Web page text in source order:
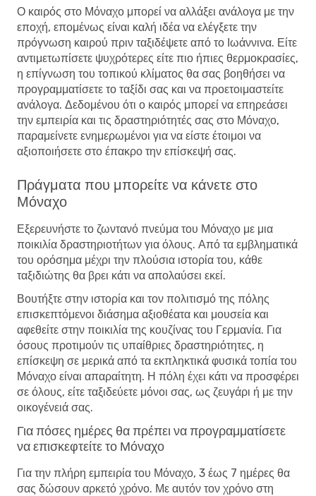
Ο καιρός στο Μόναχο μπορεί να αλλάξει ανάλογα με την
εποχή, επομένως είναι καλή ιδέα να ελέγξετε την
πρόγνωση καιρού πριν ταξιδέψετε από το Ιωάννινα. Είτε
αντιμετωπίσετε ψυχρότερες είτε πιο ήπιες θερμοκρασίες,
η επίγνωση του τοπικού κλίματος θα σας βοηθήσει να
προγραμματίσετε το ταξίδι σας και να προετοιμαστείτε
ανάλογα. Δεδομένου ότι ο καιρός μπορεί να επηρεάσει
την εμπειρία και τις δραστηριότητές σας στο Μόναχο,
παραμείνετε ενημερωμένοι για να είστε έτοιμοι να
αξιοποιήσετε στο έπακρο την επίσκεψή σας.
Πράγματα που μπορείτε να κάνετε στο
Μόναχο
Εξερευνήστε το ζωντανό πνεύμα του Μόναχο με μια
ποικιλία δραστηριοτήτων για όλους. Από τα εμβληματικά
του ορόσημα μέχρι την πλούσια ιστορία του, κάθε
ταξιδιώτης θα βρει κάτι να απολαύσει εκεί.
Βουτήξτε στην ιστορία και τον πολιτισμό της πόλης
επισκεπτόμενοι διάσημα αξιοθέατα και μουσεία και
αφεθείτε στην ποικιλία της κουζίνας του Γερμανία. Για
όσους προτιμούν τις υπαίθριες δραστηριότητες, η
επίσκεψη σε μερικά από τα εκπληκτικά φυσικά τοπία του
Μόναχο είναι απαραίτητη. Η πόλη έχει κάτι να προσφέρει
σε όλους, είτε ταξιδεύετε μόνοι σας, ως ζευγάρι ή με την
οικογένειά σας.
Για πόσες ημέρες θα πρέπει να προγραμματίσετε
να επισκεφτείτε το Μόναχο
Για την πλήρη εμπειρία του Μόναχο, 3 έως 7 ημέρες θα
σας δώσουν αρκετό χρόνο. Με αυτόν τον χρόνο στη